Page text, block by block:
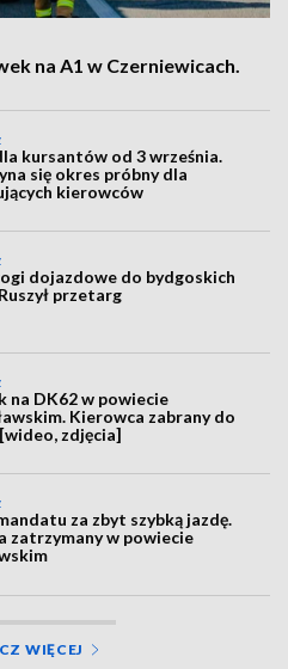
na A1 w Czerniewicach.
kursantów od 3 września.
się okres próbny dla
kierowców
dojazdowe do bydgoskich
przetarg
na DK62 w powiecie
Kierowca zabrany do
zdjęcia]
za zbyt szybką jazdę.
zatrzymany w powiecie
WIĘCEJ